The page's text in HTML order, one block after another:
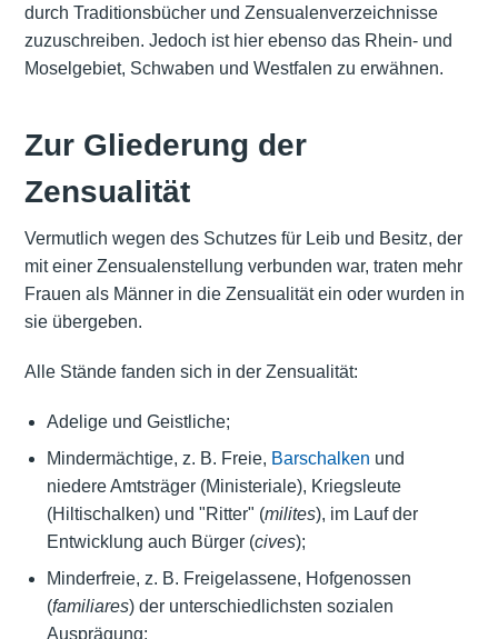
durch Traditionsbücher und Zensualenverzeichnisse
zuzuschreiben. Jedoch ist hier ebenso das Rhein- und
Moselgebiet, Schwaben und Westfalen zu erwähnen.
Zur Gliederung der
Zensualität
Vermutlich wegen des Schutzes für Leib und Besitz, der
mit einer Zensualenstellung verbunden war, traten mehr
Frauen als Männer in die Zensualität ein oder wurden in
sie übergeben.
Alle Stände fanden sich in der Zensualität:
Adelige und Geistliche;
Mindermächtige, z. B. Freie, Barschalken und
niedere Amtsträger (Ministeriale), Kriegsleute
(Hiltischalken) und "Ritter" (milites), im Lauf der
Entwicklung auch Bürger (cives);
Minderfreie, z. B. Freigelassene, Hofgenossen
(familiares) der unterschiedlichsten sozialen
Ausprägung;